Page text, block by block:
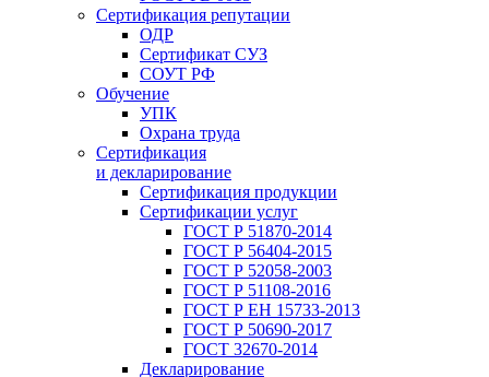
Сертификация репутации
ОДР
Сертификат СУЗ
СОУТ РФ
Обучение
УПК
Охрана труда
Сертификация
и декларирование
Сертификация продукции
Сертификации услуг
ГОСТ Р 51870-2014
ГОСТ Р 56404-2015
ГОСТ Р 52058-2003
ГОСТ Р 51108-2016
ГОСТ Р ЕН 15733-2013
ГОСТ Р 50690-2017
ГОСТ 32670-2014
Декларирование